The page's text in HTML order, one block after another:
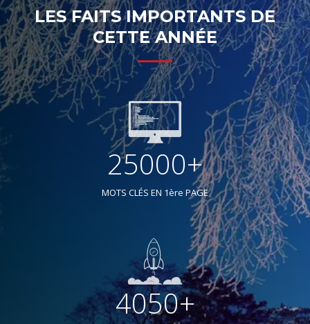
LES FAITS IMPORTANTS DE
CETTE ANNÉE
25000+
MOTS CLÉS EN 1ère PAGE
4050+